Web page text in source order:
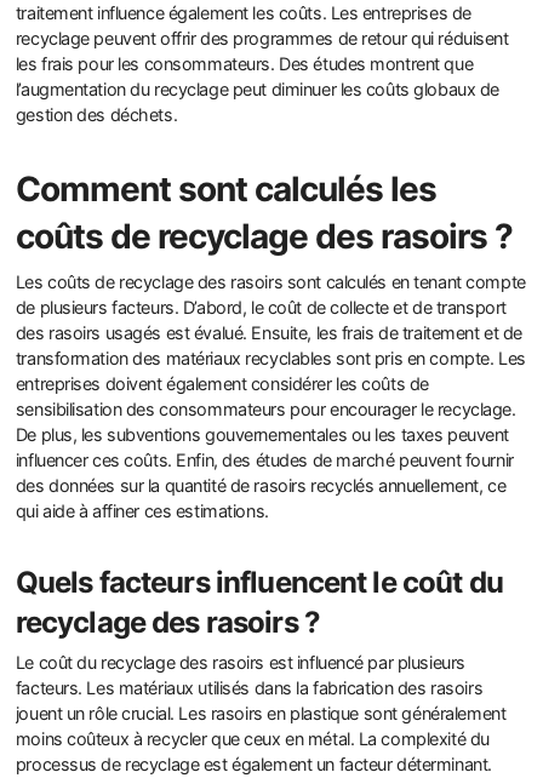
traitement influence également les coûts. Les entreprises de
recyclage peuvent offrir des programmes de retour qui réduisent
les frais pour les consommateurs. Des études montrent que
l’augmentation du recyclage peut diminuer les coûts globaux de
gestion des déchets.
Comment sont calculés les
coûts de recyclage des rasoirs ?
Les coûts de recyclage des rasoirs sont calculés en tenant compte
de plusieurs facteurs. D’abord, le coût de collecte et de transport
des rasoirs usagés est évalué. Ensuite, les frais de traitement et de
transformation des matériaux recyclables sont pris en compte. Les
entreprises doivent également considérer les coûts de
sensibilisation des consommateurs pour encourager le recyclage.
De plus, les subventions gouvernementales ou les taxes peuvent
influencer ces coûts. Enfin, des études de marché peuvent fournir
des données sur la quantité de rasoirs recyclés annuellement, ce
qui aide à affiner ces estimations.
Quels facteurs influencent le coût du
recyclage des rasoirs ?
Le coût du recyclage des rasoirs est influencé par plusieurs
facteurs. Les matériaux utilisés dans la fabrication des rasoirs
jouent un rôle crucial. Les rasoirs en plastique sont généralement
moins coûteux à recycler que ceux en métal. La complexité du
processus de recyclage est également un facteur déterminant.